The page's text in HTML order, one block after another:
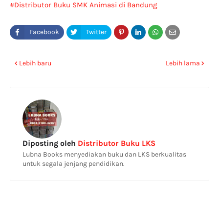
Distributor Buku SMK Animasi di Bandung
Lebih baru Lebih lama
Diposting oleh Distributor Buku LKS
Lubna Books menyediakan buku dan LKS berkualitas
untuk segala jenjang pendidikan.